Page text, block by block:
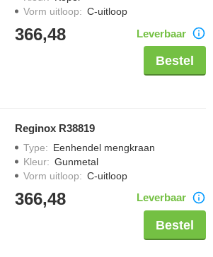
Vorm uitloop: C-uitloop
366,48 Leverbaar
Bestel
Reginox R38819
Type: Eenhendel mengkraan
Kleur: Gunmetal
Vorm uitloop: C-uitloop
366,48 Leverbaar
Bestel